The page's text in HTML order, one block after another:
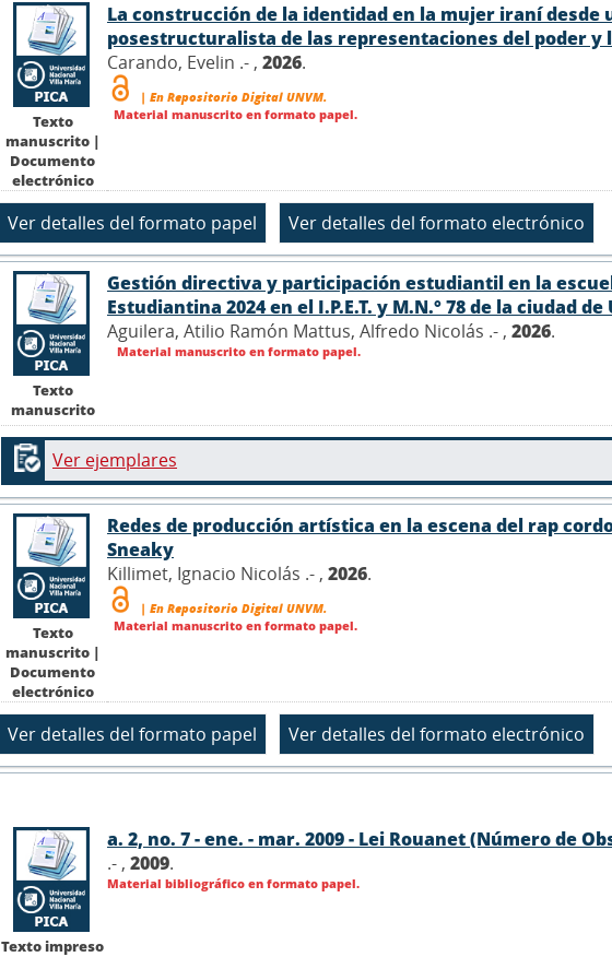
Texto
manuscrito |
Documento
electrónico
La construcción de la identidad en la mujer iraní
posestructuralista de las representaciones del poder y
Carando, Evelin .- , 2026.
| En Repositorio Digital UNVM.
Material manuscrito en formato papel.
Texto
manuscrito
Gestión directiva y participación estudiantil en la
Estudiantina 2024 en el I.P.E.T. y M.N.° 78 de la ciudad
Aguilera, Atilio Ramón Mattus, Alfredo Nicolás .- , 2026.
Material manuscrito en formato papel.
Ver ejemplares
Texto
manuscrito |
Documento
electrónico
Redes de producción artística en la escena del rap
Sneaky
Killimet, Ignacio Nicolás .- , 2026.
| En Repositorio Digital UNVM.
Material manuscrito en formato papel.
Texto impreso
a. 2, no. 7 - ene. - mar. 2009 - Lei Rouanet (Número de
.- , 2009.
Material bibliográfico en formato papel.